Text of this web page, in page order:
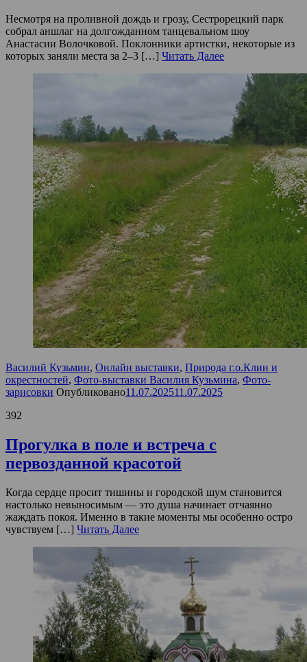
Несмотря на проливной дождь и грозу, Сестрорецкий парк
собрал аншлаг на долгожданном танцевальном шоу
Анастасии Волочковой. Поклонники артистки, некоторые из
которых заняли места за 2–3 […] Читать Далее
Василий Кузьмин, Онлайн выставки, Природа г.о.Клин и
окрестностей, Фото-выставки Василия Кузьмина, Фото-
зарисовки Опубликовано11.07.202511.07.2025
392
Прогулка в поле и встреча с
первозданной красотой
Когда сердце просит тишины и городской шум становится
настолько невыносимым — это душа начинает отчаянно
жаждать покоя. Именно в такие моменты мы особенно остро
чувствуем […] Читать Далее